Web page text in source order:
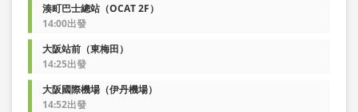
湊町巴士總站（OCAT 2F）
14:00出發
大阪站前（東梅田）
14:25出發
大阪國際機場（伊丹機場）
14:52出發